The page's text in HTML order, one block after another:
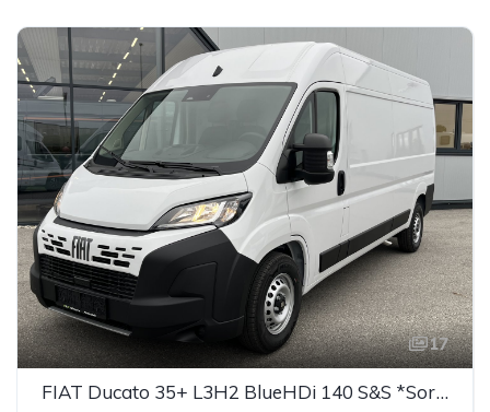
17
FIAT Ducato 35+ L3H2 BlueHDi 140 S&S *Sortimo Ausbau*